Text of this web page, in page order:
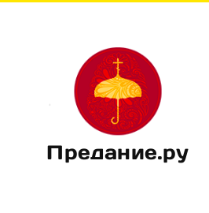
Предание.ру